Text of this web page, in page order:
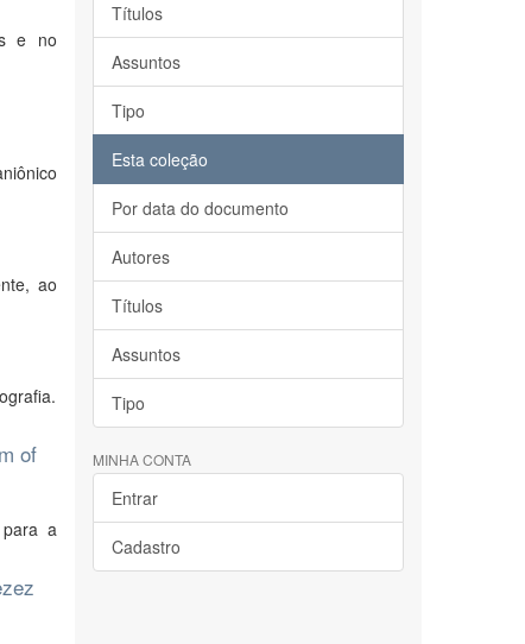
e no
ao
of
a
Títulos
Assuntos
Tipo
Esta coleção
Por data do documento
Autores
Títulos
Assuntos
Tipo
MINHA CONTA
Entrar
Cadastro